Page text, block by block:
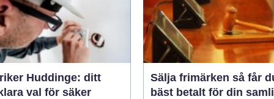
Huddinge: ditt
val för säker
Sälja frimärken så får du
bäst betalt för din